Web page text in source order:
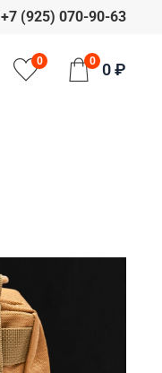
+7 (925) 070-90-63
0 0 0 ₽